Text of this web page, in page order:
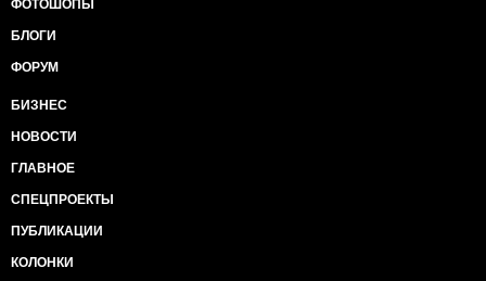
ФОТОШОПЫ
БЛОГИ
ФОРУМ
БИЗНЕС
НОВОСТИ
ГЛАВНОЕ
СПЕЦПРОЕКТЫ
ПУБЛИКАЦИИ
КОЛОНКИ